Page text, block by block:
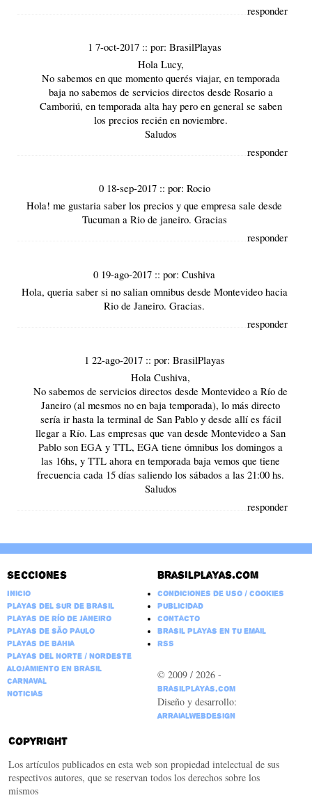
responder
1 7-oct-2017 :: por: BrasilPlayas
Hola Lucy,
No sabemos en que momento querés viajar, en temporada
bajano sabemos de servicios directos desde Rosario a
Camboriú, en temporada alta hay pero en general se saben
los precios recién en noviembre.
Saludos
responder
0 18-sep-2017 :: por: Rocio
Hola! me gustaria saber los precios y que empresa sale desde
Tucuman a Rio de janeiro. Gracias
responder
0 19-ago-2017 ::por:Cushiva
Hola, queria saber si no salian omnibus desde Montevideo hacia
Rio de Janeiro. Gracias.
responder
1 22-ago-2017 :: por: BrasilPlayas
Hola Cushiva,
No sabemos de servicios directos desde Montevideo a Río de
Janeiro (al mesmos no en baja temporada), lo más directo
sería ir hasta la terminal de San Pablo y desde allí es fácil
llegar a Río. Las empresas que van desde Montevideo a San
Pablo son EGA y TTL, EGA tiene ómnibus los domingos a
las 16hs, y TTL ahora en temporada baja vemos que tiene
frecuencia cada 15 días saliendo los sábados a las 21:00 hs.
Saludos
responder
Secciones
Inicio
Playas del Sur de Brasil
Playas de Río de Janeiro
Playas de São Paulo
Playas de Bahia
Playas del Norte / Nordeste
Alojamiento en Brasil
Carnaval
Noticias
Brasilplayas.com
Condiciones de Uso / Cookies
Publicidad
Contacto
Brasil Playas en tu email
RSS
© 2009 / 2026 -
BrasilPlayas.com
Diseño y desarrollo:
ArraialWebDesign
Copyright
Los artículos publicados en esta web son propiedad intelectual de sus
respectivos autores, que se reservan todos los derechos sobre los
mismos